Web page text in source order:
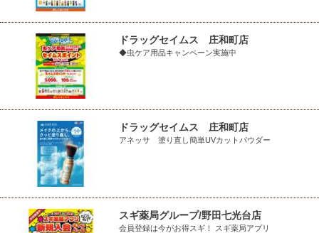
ドラッグセイムス 庄和町店
◆虫ケア用品キャンペーン実施中
ドラッグセイムス 庄和町店
アネッサ 塗り直し簡単UVカットパウダー
スギ薬局グループ/野田七光台店
会員登録は今がお得スギ！ スギ薬局アプリ